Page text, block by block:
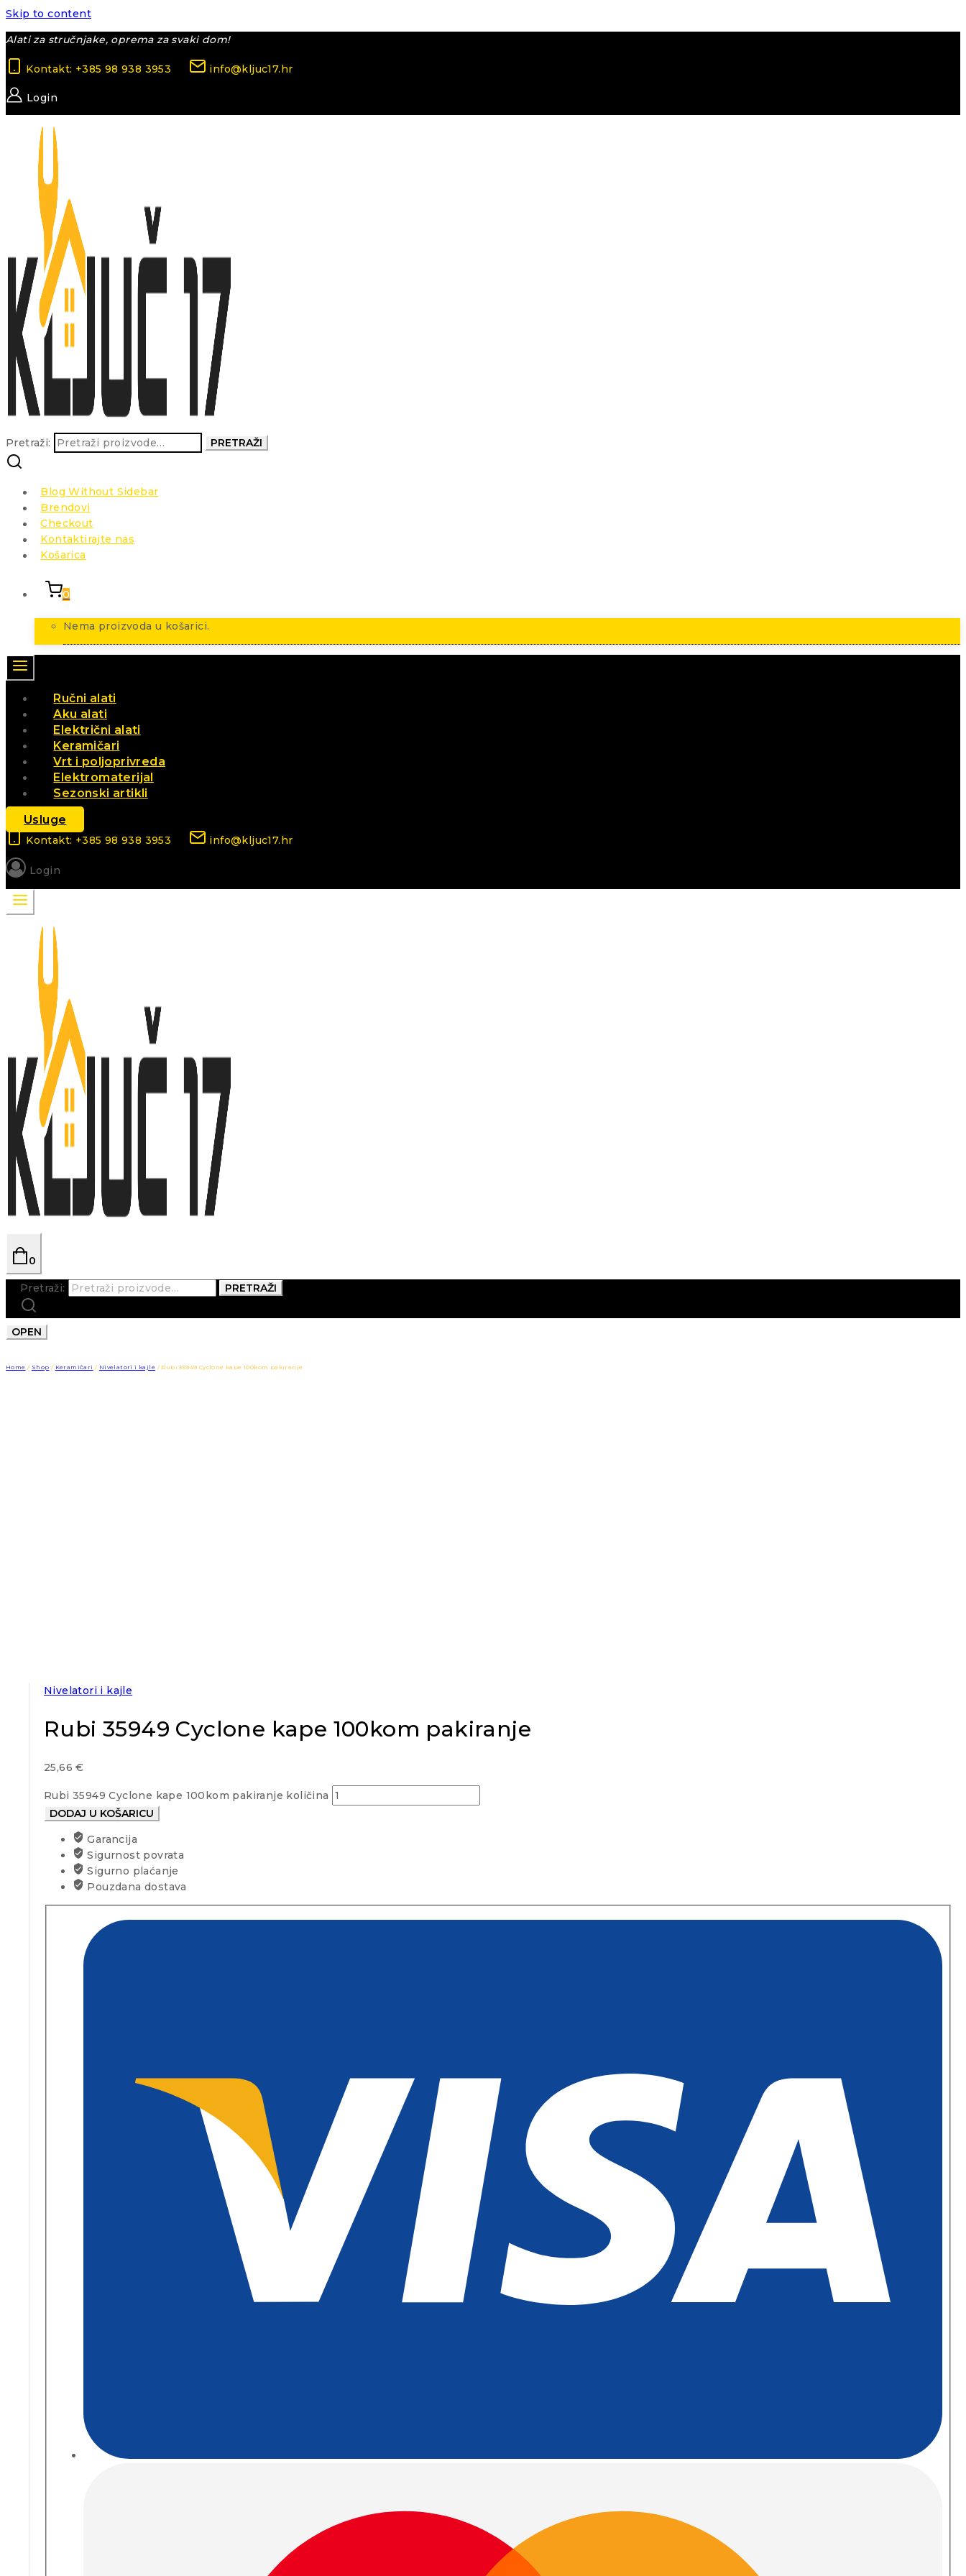
Skip to content
Alati za stručnjake, oprema za svaki dom!
Kontakt: +385 98 938 3953 info@kljuc17.hr
Login
Pretraži: PRETRAŽI
Blog Without Sidebar
Brendovi
Checkout
Kontaktirajte nas
Košarica
0
Nema proizvoda u košarici.
Ručni alati
Aku alati
Električni alati
Keramičari
Vrt i poljoprivreda
Elektromaterijal
Sezonski artikli
Usluge
Kontakt: +385 98 938 3953 info@kljuc17.hr
Login
0
Pretraži: PRETRAŽI
OPEN
Home / Shop / Keramičari / Nivelatori i kajle / Rubi 35949 Cyclone kape 100kom pakiranje
Nivelatori i kajle
Rubi 35949 Cyclone kape 100kom pakiranje
25,66€
Rubi 35949 Cyclone kape 100kom pakiranje količina
DODAJ U KOŠARICU
Garancija
Sigurnost povrata
Sigurno plaćanje
Pouzdana dostava